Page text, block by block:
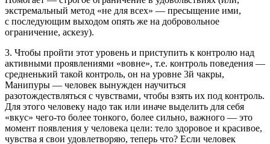
экстремальный метод «не для всех» — пресыщение ими,
с последующим выходом опять же на добровольное
ограничение, аскезу).
3. Чтобы пройти этот уровень и приступить к контролю над
активными проявлениями «вовне», т.е. контроль поведения —
средненький такой контроль, он на уровне 3й чакры,
Манипуры — человек вынужден научиться
разотождествляться с чувствами, чтобы взять их под контроль.
Для этого человеку надо так или иначе выделить для себя
«вкус» чего-то более тонкого, более сильно, важного — это
момент появления у человека цели: тело здоровое и красивое,
чувства я свои удовлетворяю, теперь что? Если человек